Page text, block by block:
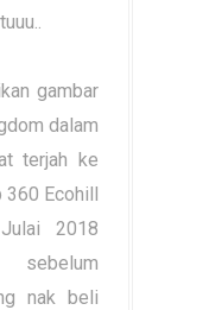
gambar
dalam
terjah ke
360 Ecohill
2018
sebelum
nak beli